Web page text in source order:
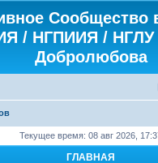
Сообщество
/ НГПИИЯ /
Добролюбова
Текущее время: 08 авг 2026,
ГЛАВНАЯ